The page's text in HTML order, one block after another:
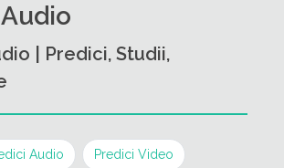
| Predici, Studii,
Audio Predici Video